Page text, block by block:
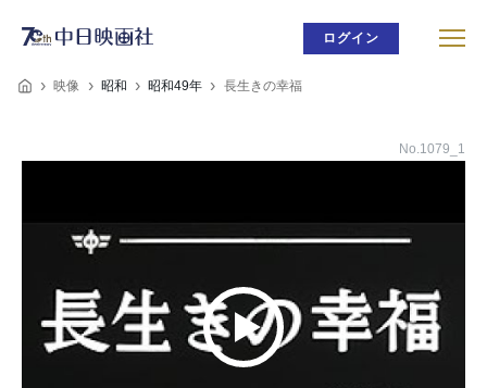
ログイン
映像 昭和 昭和49年 長生きの幸福
No.1079_1